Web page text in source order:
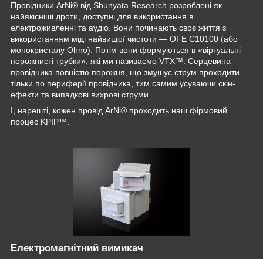
Провідники ArNi® від Shunyata Research розроблені як
найякісніші дроти, доступні для використання в
електроживленні та аудіо. Вони починають своє життя з
використанням міді найвищої чистоти — OFE C10100 (або
монокристалу Ohno). Потім вони формуються в «віртуальні
порожнисті трубки», які ми називаємо VTX™. Серцевина
провідника повністю порожня, що змушує струм проходити
тільки по периферії провідника, тим самим усуваючи скін-
ефекти та випадкові вихрові струми.
І, нарешті, кожен провід ArNi® проходить наш фірмовий
процес KPIP™.
Електромагнітний вимикач